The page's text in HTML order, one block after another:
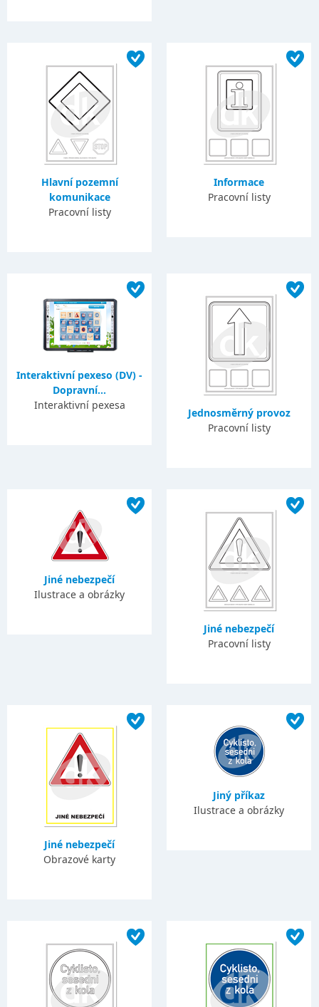
Hlavní pozemní
komunikace
Pracovní listy
Informace
Pracovní listy
Interaktivní pexeso (DV) -
Dopravní...
Interaktivní pexesa
Jednosměrný provoz
Pracovní listy
Jiné nebezpečí
Ilustrace a obrázky
Jiné nebezpečí
Pracovní listy
Jiné nebezpečí
Obrazové karty
Jiný příkaz
Ilustrace a obrázky